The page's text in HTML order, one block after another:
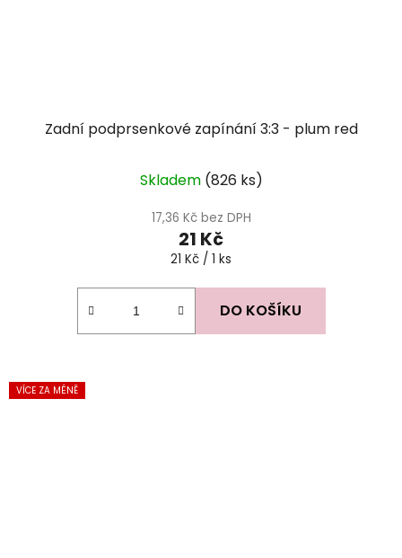
Zadní podprsenkové zapínání 3:3 - plum red
Skladem (826 ks)
17,36 Kč bez DPH
21 Kč
Měrná
21 Kč / 1 ks
DO KOŠÍKU
VÍCE ZA MÉNĚ